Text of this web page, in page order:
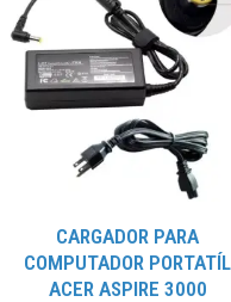
CARGADOR PARA
COMPUTADOR PORTATÍL
ACER ASPIRE 3000